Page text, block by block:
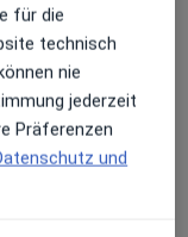
am
für die
technisch
nie
jederzeit
Präferenzen
und